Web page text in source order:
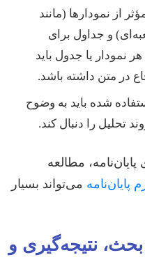
از نمودارها (مانند
و جداول برای
نمودار یا جدول باید
در متن داشته باشد.
شده باید به وضوح
تحلیل را دنبال کند.
مطالعه
می‌تواند بسیار
نتیجه‌گیری و